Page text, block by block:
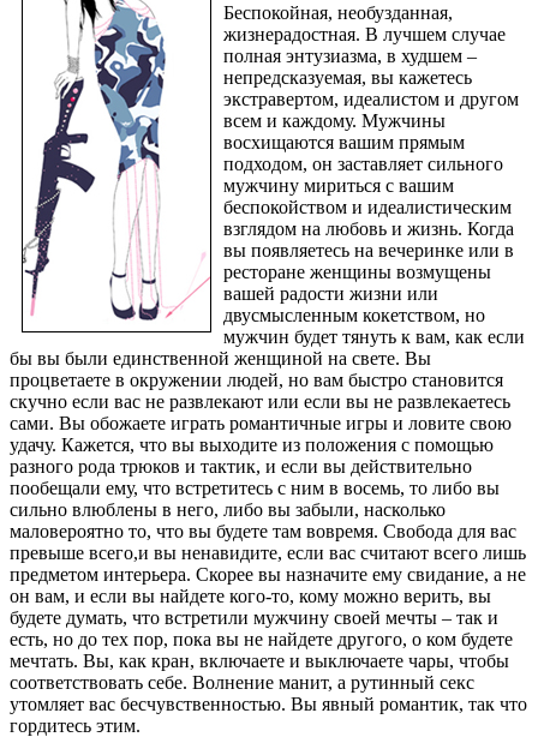
Беспокойная, необузданная,
жизнерадостная. В лучшем случае
полная энтузиазма, в худшем –
непредсказуемая, вы кажетесь
экстравертом, идеалистом и другом
всем и каждому. Мужчины
восхищаются вашим прямым
подходом, он заставляет сильного
мужчину мириться с вашим
беспокойством и идеалистическим
взглядом на любовь и жизнь. Когда
вы появляетесь на вечеринке или в
ресторане женщины возмущены
вашей радости жизни или
двусмысленным кокетством, но
мужчин будет тянуть к вам, как если
бы вы были единственной женщиной на свете. Вы
процветаете в окружении людей, но вам быстро становится
скучно если вас не развлекают или если вы не развлекаетесь
сами. Вы обожаете играть романтичные игры и ловите свою
удачу. Кажется, что вы выходите из положения с помощью
разного рода трюков и тактик, и если вы действительно
пообещали ему, что встретитесь с ним в восемь, то либо вы
сильно влюблены в него, либо вы забыли, насколько
маловероятно то, что вы будете там вовремя. Свобода для вас
превыше всего,и вы ненавидите, если вас считают всего лишь
предметом интерьера. Скорее вы назначите ему свидание, а не
он вам, и если вы найдете кого-то, кому можно верить, вы
будете думать, что встретили мужчину своей мечты – так и
есть, но до тех пор, пока вы не найдете другого, о ком будете
мечтать. Вы, как кран, включаете и выключаете чары, чтобы
соответствовать себе. Волнение манит, а рутинный секс
утомляет вас бесчувственностью. Вы явный романтик, так что
гордитесь этим.